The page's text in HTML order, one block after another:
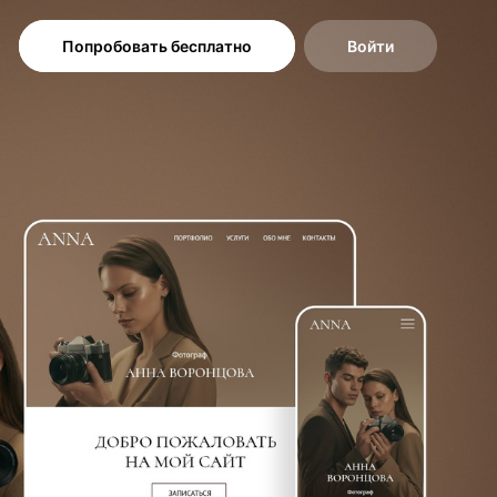
Попробовать бесплатно Войти